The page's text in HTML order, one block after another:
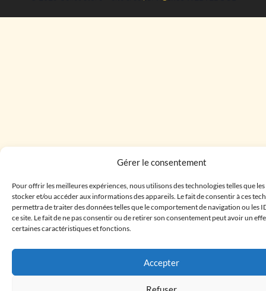
Gérer le consentement
Pour offrir les meilleures expériences, nous utilisons des technologies telles que
stocker et/ou accéder aux informations des appareils. Le fait de consentir à ces
permettra de traiter des données telles que le comportement de navigation ou les
ce site. Le fait de ne pas consentir ou de retirer son consentement peut avoir un
certaines caractéristiques et fonctions.
Accepter